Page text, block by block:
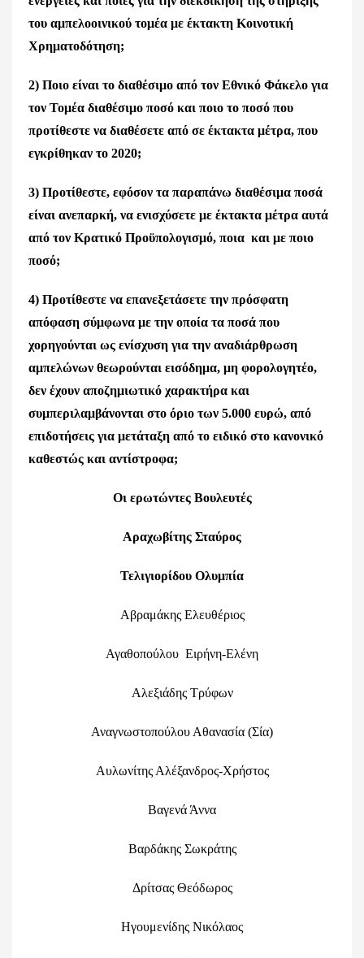
του αμπελοοινικού τομέα με έκτακτη Κοινοτική
Χρηματοδότηση;
2) Ποιο είναι το διαθέσιμο από τον Εθνικό Φάκελο για
τον Τομέα διαθέσιμο ποσό και ποιο το ποσό που
προτίθεστε να διαθέσετε από σε έκτακτα μέτρα, που
εγκρίθηκαν το 2020;
3) Προτίθεστε, εφόσον τα παραπάνω διαθέσιμα ποσά
είναι ανεπαρκή, να ενισχύσετε με έκτακτα μέτρα αυτά
από τον Κρατικό Προϋπολογισμό, ποια και με ποιο
ποσό;
4) Προτίθεστε να επανεξετάσετε την πρόσφατη
απόφαση σύμφωνα με την οποία τα ποσά που
χορηγούνται ως ενίσχυση για την αναδιάρθρωση
αμπελώνων θεωρούνται εισόδημα, μη φορολογητέο,
δεν έχουν αποζημιωτικό χαρακτήρα και
συμπεριλαμβάνονται στο όριο των 5.000 ευρώ, από
επιδοτήσεις για μετάταξη από το ειδικό στο κανονικό
καθεστώς και αντίστροφα;
Οι ερωτώντες Βουλευτές
Αραχωβίτης Σταύρος
Τελιγιορίδου Ολυμπία
Αβραμάκης Ελευθέριος
Αγαθοπούλου Ειρήνη-Ελένη
Αλεξιάδης Τρύφων
Αναγνωστοπούλου Αθανασία (Σία)
Αυλωνίτης Αλέξανδρος-Χρήστος
Βαγενά Άννα
Βαρδάκης Σωκράτης
Δρίτσας Θεόδωρος
Ηγουμενίδης Νικόλαος